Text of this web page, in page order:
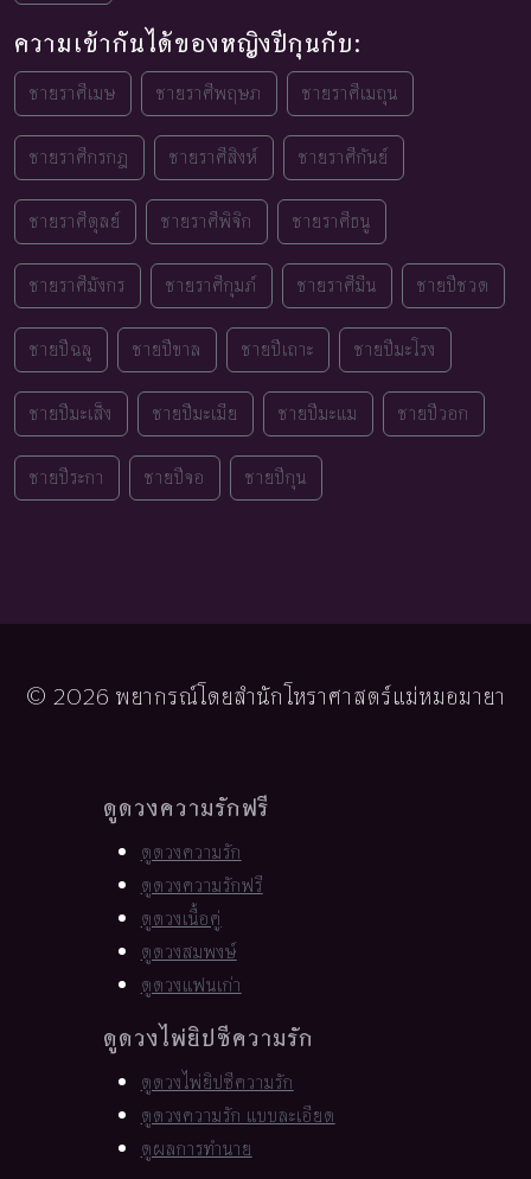
ความเข้ากันได้ของหญิงปีกุนกับ:
ชายราศีเมษ ชายราศีพฤษภ ชายราศีเมถุน
ชายราศีกรกฎ ชายราศีสิงห์ ชายราศีกันย์
ชายราศีตุลย์ ชายราศีพิจิก ชายราศีธนู
ชายราศีมังกร ชายราศีกุมภ์ ชายราศีมีน ชายปีชวด
ชายปีฉลู ชายปีขาล ชายปีเถาะ ชายปีมะโรง
ชายปีมะเส็ง ชายปีมะเมีย ชายปีมะแม ชายปีวอก
ชายปีระกา ชายปีจอ ชายปีกุน
© 2026 พยากรณ์โดยสำนักโหราศาสตร์แม่หมอมายา
ดูดวงความรักฟรี
ดูดวงความรัก
ดูดวงความรักฟรี
ดูดวงเนื้อคู่
ดูดวงสมพงษ์
ดูดวงแฟนเก่า
ดูดวงไพ่ยิปซีความรัก
ดูดวงไพ่ยิปซีความรัก
ดูดวงความรัก แบบละเอียด
ดูผลการทำนาย